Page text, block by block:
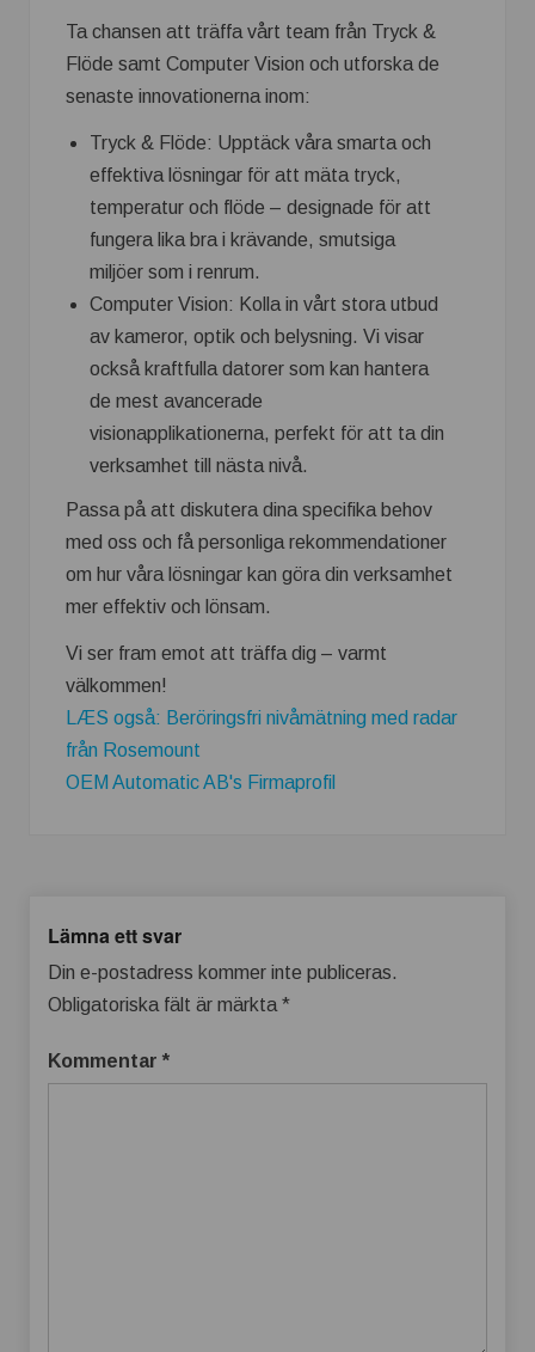
Ta chansen att träffa vårt team från Tryck &
Flöde samt Computer Vision och utforska de
senaste innovationerna inom:
Tryck & Flöde: Upptäck våra smarta och
effektiva lösningar för att mäta tryck,
temperatur och flöde – designade för att
fungera lika bra i krävande, smutsiga
miljöer som i renrum.
Computer Vision: Kolla in vårt stora utbud
av kameror, optik och belysning. Vi visar
också kraftfulla datorer som kan hantera
de mest avancerade
visionapplikationerna, perfekt för att ta din
verksamhet till nästa nivå.
Passa på att diskutera dina specifika behov
med oss och få personliga rekommendationer
om hur våra lösningar kan göra din verksamhet
mer effektiv och lönsam.
Vi ser fram emot att träffa dig – varmt
välkommen!
LÆS også: Beröringsfri nivåmätning med radar
från Rosemount
OEM Automatic AB's Firmaprofil
Lämna ett svar
Din e-postadress kommer inte publiceras.
Obligatoriska fält är märkta *
Kommentar *